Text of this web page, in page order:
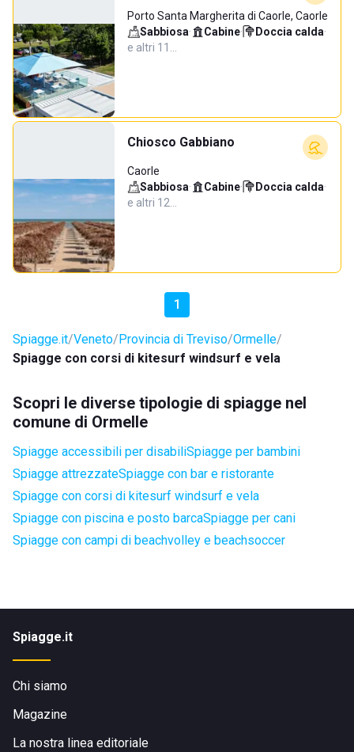
Porto Santa Margherita di Caorle, Caorle
Sabbiosa· Cabine· Doccia calda·
e altri 11…
Chiosco Gabbiano
Caorle
Sabbiosa· Cabine· Doccia calda·
e altri 12…
1
Spiagge.it Veneto Provincia di Treviso Ormelle
Spiagge con corsi di kitesurf windsurf e vela
Scopri le diverse tipologie di spiagge nel
comune di Ormelle
Spiagge accessibili per disabiliSpiagge per bambini
Spiagge attrezzateSpiagge con bar e ristorante
Spiagge con corsi di kitesurf windsurf e vela
Spiagge con piscina e posto barcaSpiagge per cani
Spiagge con campi di beachvolley e beachsoccer
Spiagge.it
Chi siamo
Magazine
La nostra linea editoriale